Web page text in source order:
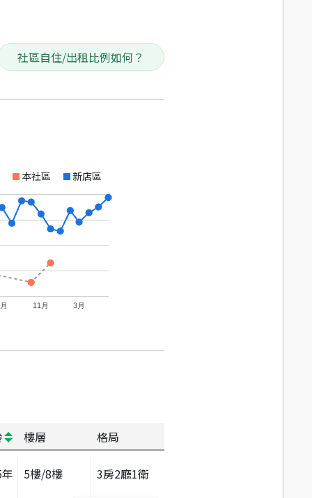
社區自住/出租比例如何？
本社區 新店區
11月 3月
樓層 格局
年 5樓/8樓 3房2廳1衛